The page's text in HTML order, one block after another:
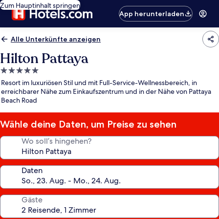
Zum Hauptinhalt springen
App herunterladen
Alle Unterkünfte anzeigen
Hilton Pattaya
5.0-
Sterne-
Unterkunft
Resort im luxuriösen Stil und mit Full-Service-Wellnessbereich, in
erreichbarer Nähe zum Einkaufszentrum und in der Nähe von Pattaya
Beach Road
Wähle deine Daten, um Preise zu sehen
Wo soll’s hingehen?
Daten
Gäste